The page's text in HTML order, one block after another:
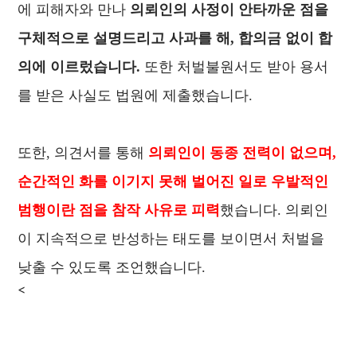
에 피해자와 만나 의뢰인의 사정이 안타까운 점을
구체적으로 설명드리고 사과를 해, 합의금 없이 합
의에 이르렀습니다. 또한 처벌불원서도 받아 용서
를 받은 사실도 법원에 제출했습니다.
또한, 의견서를 통해 의뢰인이 동종 전력이 없으며,
순간적인 화를 이기지 못해 벌어진 일로 우발적인
범행이란 점을 참작 사유로 피력했습니다. 의뢰인
이 지속적으로 반성하는 태도를 보이면서 처벌을
낮출 수 있도록 조언했습니다.
<